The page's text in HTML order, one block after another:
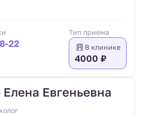
Тип приема
В клинике
4000 ₽
22
Евгеньевна